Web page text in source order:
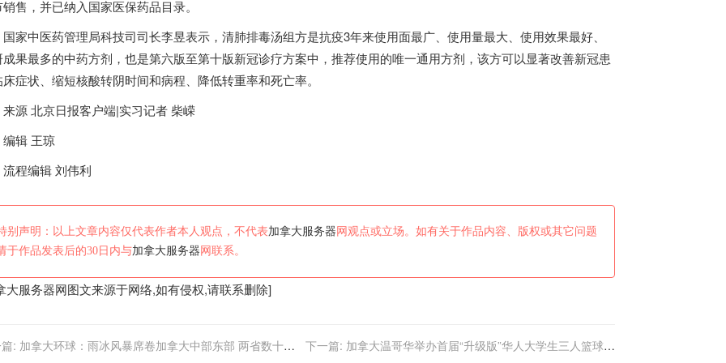
销售，并已纳入国家医保药品目录。
国家中医药管理局科技司司长李昱表示， 清肺排毒汤组方是抗疫3年来使用面最广、使用量最大、使用效果最好、
果最多的中药方剂，也是第六版至第十版新冠诊疗方案中，推荐使用的唯一通用方剂， 该方可以显著改善新冠患
症状、缩短核酸转阴时间和病程、降低转重率和死亡率。
北京日报客户端|实习记者 柴嵘
辑 王琼
编辑 刘伟利
别声明：以上文章内容仅代表作者本人观点，不代表加拿大服务器 网观点或立场。如有关于作品内容、版权或其它问题
于作品发表后的30日内与加拿大服务器 网联系。
大服务器网图文来源于网络,如有侵权,请联系删除]
: 加拿大环球：雨冰风暴席卷加拿大中部东部 两省数十万
下一篇: 加拿大温哥华举办首届“升级版”华人大学生三人篮球联